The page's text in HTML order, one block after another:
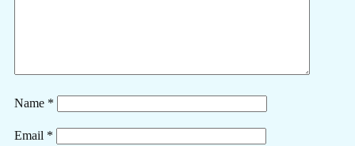
Name *
Email *